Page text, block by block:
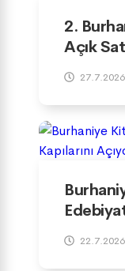
2.
Açık
27.7.2026
22.7.2026